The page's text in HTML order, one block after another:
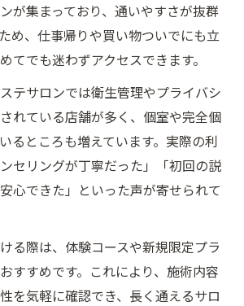
心できる堺東駅周辺エステの探し
初エステに最適なサロン条件
が安心して通えるエステの選び方
エステの個室や設備に注目しよう
タッフの対応力が安心のカギ
用で安心できるエステ探し術
が分かるエステ利用ガイド
ッサージ各種メニューの特徴解説
場を知って失敗しない選択を
が集まっており、通いやすさが抜群
め、仕事帰りや買い物ついでにも立
てでも迷わずアクセスできます。
テサロンでは衛生管理やプライバシ
れている店舗が多く、個室や完全個
るところも増えています。実際の利
セリングが丁寧だった」「初回の説
心できた」といった声が寄せられて
る際は、体験コースや新規限定プラ
すすめです。これにより、施術内容
を気軽に確認でき、長く通えるサロ